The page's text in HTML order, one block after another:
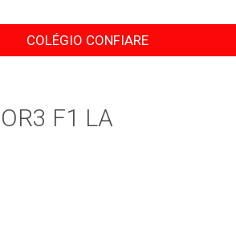
COLÉGIO CONFIARE
F1 LA